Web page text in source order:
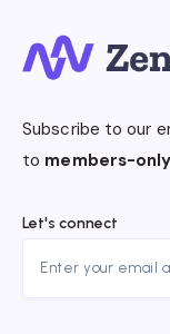
Subscribe to our
to members-only
Let's connect